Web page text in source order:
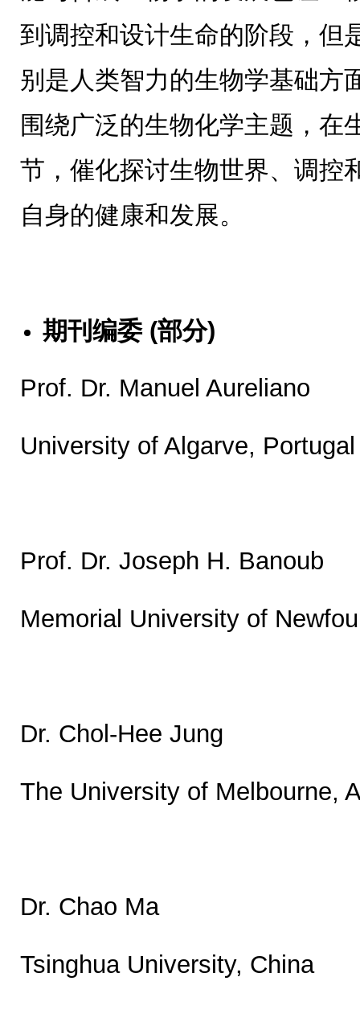
到调控和设计生命的阶段，但
别是人类智力的生物学基础方
围绕广泛的生物化学主题，在
节，催化探讨生物世界、调控
自身的健康和发展。
期刊编委 (部分)
Prof. Dr. Manuel Aureliano
University of Algarve, Portugal
Prof. Dr. Joseph H. Banoub
Memorial University of
Dr. Chol-Hee Jung
The University of Melbourne,
Dr. Chao Ma
Tsinghua University, China